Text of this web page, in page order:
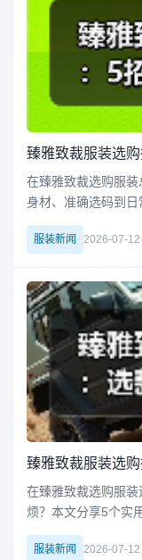
臻雅致裁服装选
在臻雅致裁选购服
身材、准确选码到日
尚实用指南，轻松搞
服装新闻 2026-07-12
臻雅致裁服装选
在臻雅致裁选购服
烦？本文分享5个实
您轻松解决网购服装
服装新闻 2026-07-12